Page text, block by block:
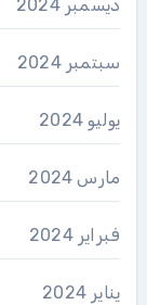
ديسمبر 2024
سبتمبر 2024
يوليو 2024
مارس 2024
فبراير 2024
يناير 2024